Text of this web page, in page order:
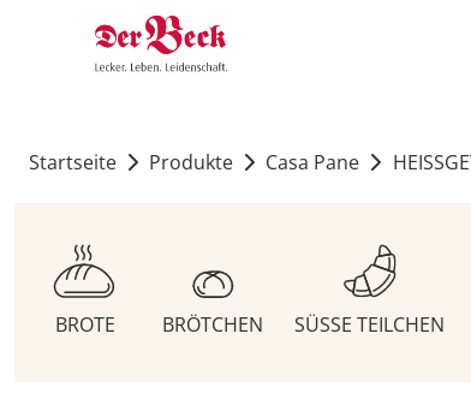
Startseite Produkte Casa Pane
BROTE BRÖTCHEN SÜSSE TEILCHEN